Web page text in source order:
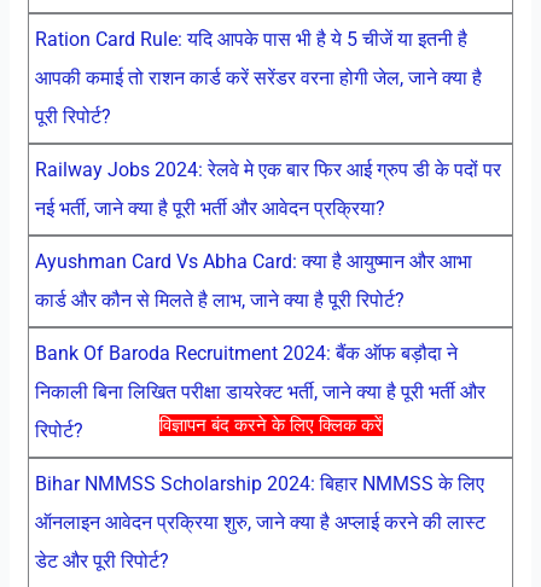
विज्ञापन बंद करने के लिए क्लिक करें
Ration Card Rule: यदि आपके पास भी है ये 5 चीजें या इतनी है
आपकी कमाई तो राशन कार्ड करें सरेंडर वरना होगी जेल, जाने क्या है
पूरी रिपोर्ट?
Railway Jobs 2024: रेलवे मे एक बार फिर आई ग्रुप डी के पदों पर
नई भर्ती, जाने क्या है पूरी भर्ती और आवेदन प्रक्रिया?
Ayushman Card Vs Abha Card: क्या है आयुष्मान और आभा
कार्ड और कौन से मिलते है लाभ, जाने क्या है पूरी रिपोर्ट?
Bank Of Baroda Recruitment 2024: बैंक ऑफ बड़ौदा ने
निकाली बिना लिखित परीक्षा डायरेक्ट भर्ती, जाने क्या है पूरी भर्ती और
रिपोर्ट?
Bihar NMMSS Scholarship 2024: बिहार NMMSS के लिए
ऑनलाइन आवेदन प्रक्रिया शुरु, जाने क्या है अप्लाई करने की लास्ट
डेट और पूरी रिपोर्ट?